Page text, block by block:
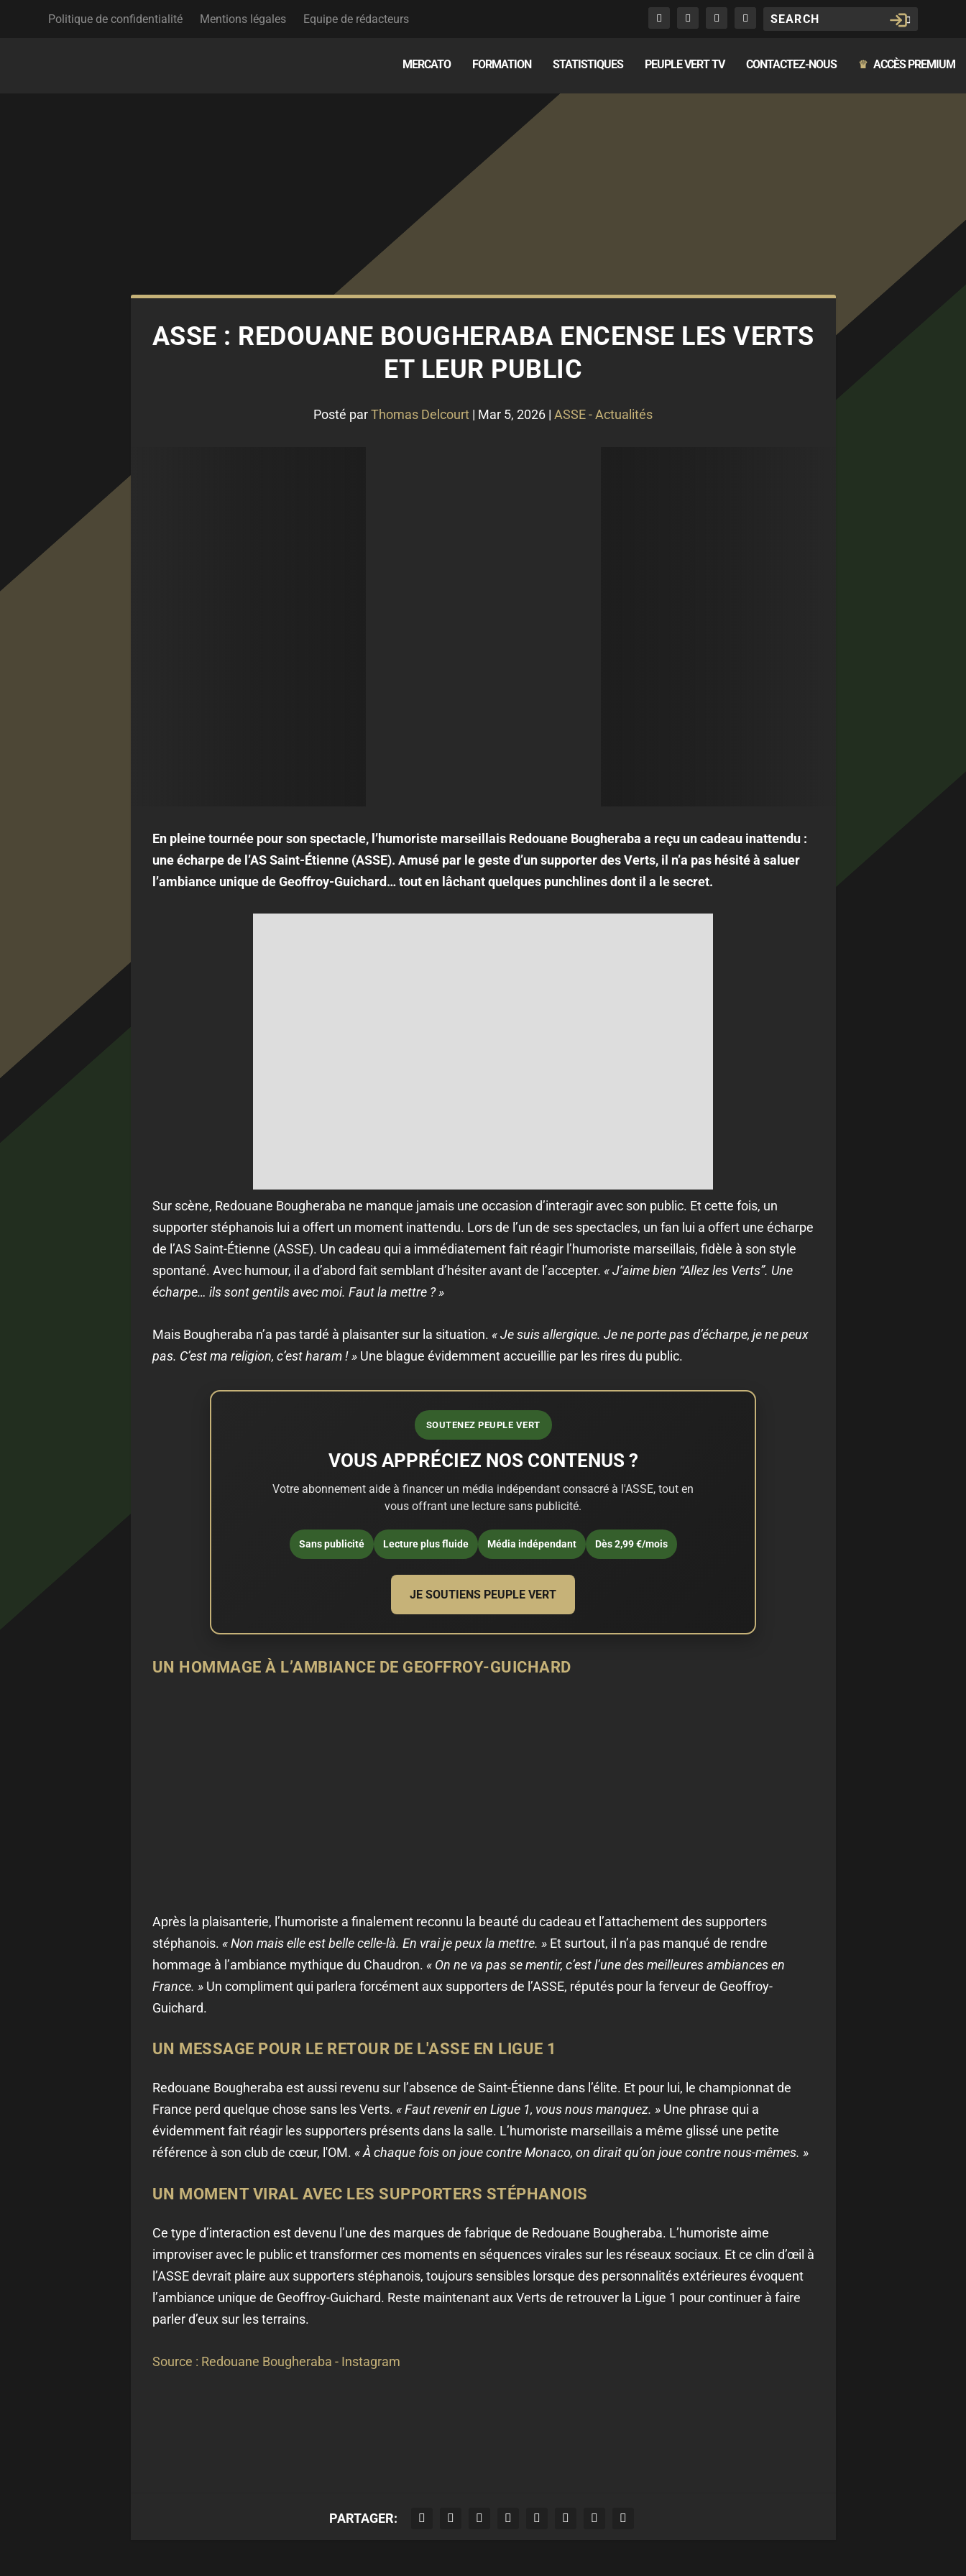
Politique de confidentialité Mentions légales Equipe de rédacteurs
MERCATO FORMATION STATISTIQUES PEUPLE VERT TV CONTACTEZ-NOUS ♛ ACCÈS PREMIUM
ASSE : REDOUANE BOUGHERABA ENCENSE LES VERTS
ET LEUR PUBLIC
Posté parThomas Delcourt | Mar 5, 2026 | ASSE - Actualités
En pleine tournée pour son spectacle, l’humoriste marseillais Redouane Bougheraba a reçu un cadeau inattendu :
une écharpe de l’AS Saint-Étienne (ASSE). Amusé par le geste d’un supporter des Verts, il n’a pas hésité à saluer
l’ambiance unique de Geoffroy-Guichard… tout en lâchant quelques punchlines dont il a le secret.
Sur scène, Redouane Bougheraba ne manque jamais une occasion d’interagir avec son public. Et cette fois, un
supporter stéphanois lui a offert un moment inattendu. Lors de l’un de ses spectacles, un fan lui a offert une écharpe
de l’AS Saint-Étienne (ASSE). Un cadeau qui a immédiatement fait réagir l’humoriste marseillais, fidèle à son style
spontané. Avec humour, il a d’abord fait semblant d’hésiter avant de l’accepter. « J’aime bien “Allez les Verts”. Une
écharpe… ils sont gentils avec moi. Faut la mettre ? »
Mais Bougheraba n’a pas tardé à plaisanter sur la situation. « Je suis allergique. Je ne porte pas d’écharpe, je ne peux
pas. C’est ma religion, c’est haram ! » Une blague évidemment accueillie par les rires du public.
SOUTENEZ PEUPLE VERT
VOUS APPRÉCIEZ NOS CONTENUS ?
Votre abonnement aide à financer un média indépendant consacré à l'ASSE, tout en
vous offrant une lecture sans publicité.
Sans publicité Lecture plus fluide Média indépendant Dès 2,99 €/mois
JE SOUTIENS PEUPLE VERT
UN HOMMAGE À L’AMBIANCE DE GEOFFROY-GUICHARD
Après la plaisanterie, l’humoriste a finalement reconnu la beauté du cadeau et l’attachement des supporters
stéphanois. « Non mais elle est belle celle-là. En vrai je peux la mettre. » Et surtout, il n’a pas manqué de rendre
hommage à l’ambiance mythique du Chaudron. « On ne va pas se mentir, c’est l’une des meilleures ambiances en
France. » Un compliment qui parlera forcément aux supporters de l’ASSE, réputés pour la ferveur de Geoffroy-
Guichard.
UN MESSAGE POUR LE RETOUR DE L'ASSE EN LIGUE 1
Redouane Bougheraba est aussi revenu sur l’absence de Saint-Étienne dans l’élite. Et pour lui, le championnat de
France perd quelque chose sans les Verts. « Faut revenir en Ligue 1, vous nous manquez. » Une phrase qui a
évidemment fait réagir les supporters présents dans la salle. L’humoriste marseillais a même glissé une petite
référence à son club de cœur, l'OM. « À chaque fois on joue contre Monaco, on dirait qu’on joue contre nous-mêmes. »
UN MOMENT VIRAL AVEC LES SUPPORTERS STÉPHANOIS
Ce type d’interaction est devenu l’une des marques de fabrique de Redouane Bougheraba. L’humoriste aime
improviser avec le public et transformer ces moments en séquences virales sur les réseaux sociaux. Et ce clin d’œil à
l’ASSE devrait plaire aux supporters stéphanois, toujours sensibles lorsque des personnalités extérieures évoquent
l’ambiance unique de Geoffroy-Guichard. Reste maintenant aux Verts de retrouver la Ligue 1 pour continuer à faire
parler d’eux sur les terrains.
Source : Redouane Bougheraba - Instagram
PARTAGER: